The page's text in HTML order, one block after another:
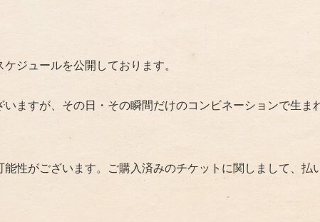
ジュールを公開しております。
ますが、その日・その瞬間だけのコンビネーションで生ま
性がございます。ご購入済みのチケットに関しまして、払